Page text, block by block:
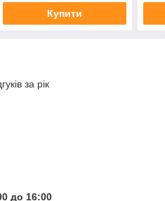
Купити
за рік
до 16:00